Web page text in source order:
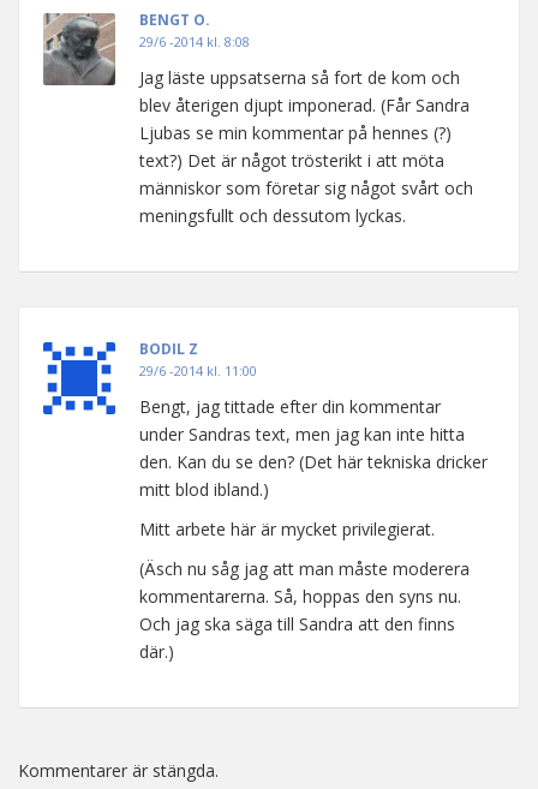
BENGT O.
29/6 -2014 kl. 8:08
Jag läste uppsatserna så fort de kom och
blev återigen djupt imponerad. (Får Sandra
Ljubas se min kommentar på hennes (?)
text?) Det är något trösterikt i att möta
människor som företar sig något svårt och
meningsfullt och dessutom lyckas.
BODIL Z
29/6 -2014 kl. 11:00
Bengt, jag tittade efter din kommentar
under Sandras text, men jag kan inte hitta
den. Kan du se den? (Det här tekniska dricker
mitt blod ibland.)
Mitt arbete här är mycket privilegierat.
(Äsch nu såg jag att man måste moderera
kommentarerna. Så, hoppas den syns nu.
Och jag ska säga till Sandra att den finns
där.)
Kommentarer är stängda.